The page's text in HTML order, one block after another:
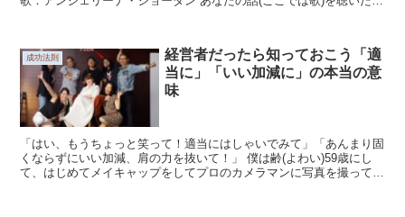
成功法則
経営者だったら知っておこう「適
当に」「いい加減に」の本当の意
味
「はい、もうちょっと笑って！適当にはしゃいでみて」「あんまり固
くならずにいい加減、肩の力を抜いて！」 僕は齢(よわい)59歳にし
て、はじめてメイキャップをしてプロのカメラマンに写真を撮っても